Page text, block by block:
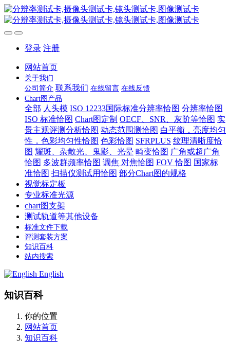
登录 注册
网站首页
关于我们
公司简介 联系我们 在线留言 在线反馈
Chart图产品
全部 人头模 ISO 12233国际标准分辨率恰图 分辨率恰图
ISO 标准恰图 Chart图定制 OECF、SNR、灰阶等恰图 实
景主观评测分析恰图 动态范围测恰图 白平衡，亮度均匀
性，色彩均匀性恰图 色彩恰图 SFRPLUS 纹理清晰度恰
图 耀斑、杂散光、鬼影、光晕 畸变恰图 广角或超广角
恰图 多波群频率恰图 调焦 对焦恰图 FOV 恰图 国家标
准恰图 扫描仪测试用恰图 部分Chart图的规格
视觉标定板
专业标准光源
chart图支架
测试轨道等其他设备
标准文件下载
评测套装方案
知识百科
站内搜索
English
知识百科
你的位置
网站首页
知识百科